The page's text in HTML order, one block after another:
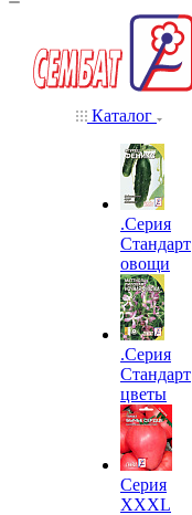
Каталог
.Серия
Стандарт
овощи
.Серия
Стандарт
цветы
Серия
XXXL